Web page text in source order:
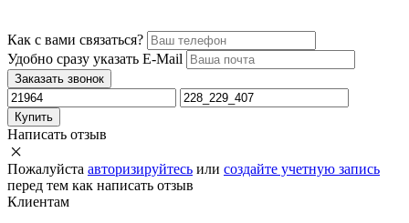
Как с вами связаться?
Удобно сразу указать E-Mail
Заказать звонок
Купить
Написать отзыв
Пожалуйста авторизируйтесь или создайте учетную запись
перед тем как написать отзыв
Клиентам